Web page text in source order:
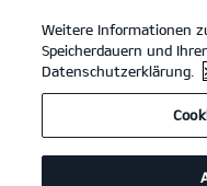
Weitere Informationen
Speicherdauern und
Datenschutzerklärung.